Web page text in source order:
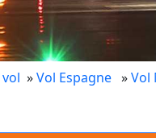
»Vol Espagne »Vol